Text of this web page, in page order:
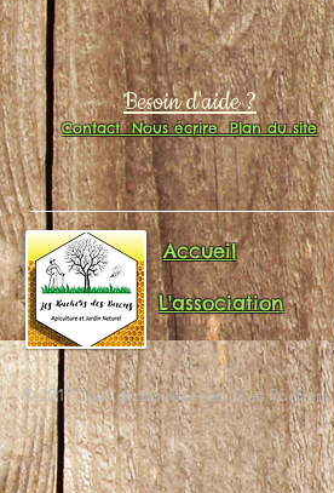
Besoin d'aide ?
ContactNous écrirePlan du site
Accueil
L'association
© 2017 Tous droits réservés. Les